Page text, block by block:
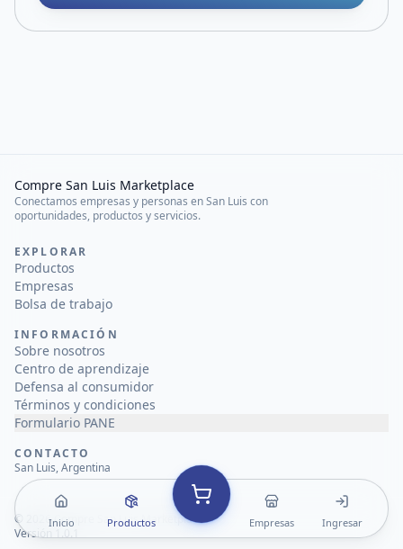
Inicio Productos Empresas Ingresar
Compre San Luis Marketplace
Conectamos empresas y personas en San Luis con
oportunidades, productos y servicios.
EXPLORAR
Productos
Empresas
Bolsa de trabajo
INFORMACIÓN
Sobre nosotros
Centro de aprendizaje
Defensa al consumidor
Términos y condiciones
Formulario PANE
CONTACTO
San Luis, Argentina
© 2026Compre San Luis Marketplace
Versión 1.0.1